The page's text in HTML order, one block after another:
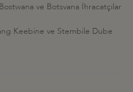
ve Botsvana İhracatçılar
Keebine ve Stembile Dube